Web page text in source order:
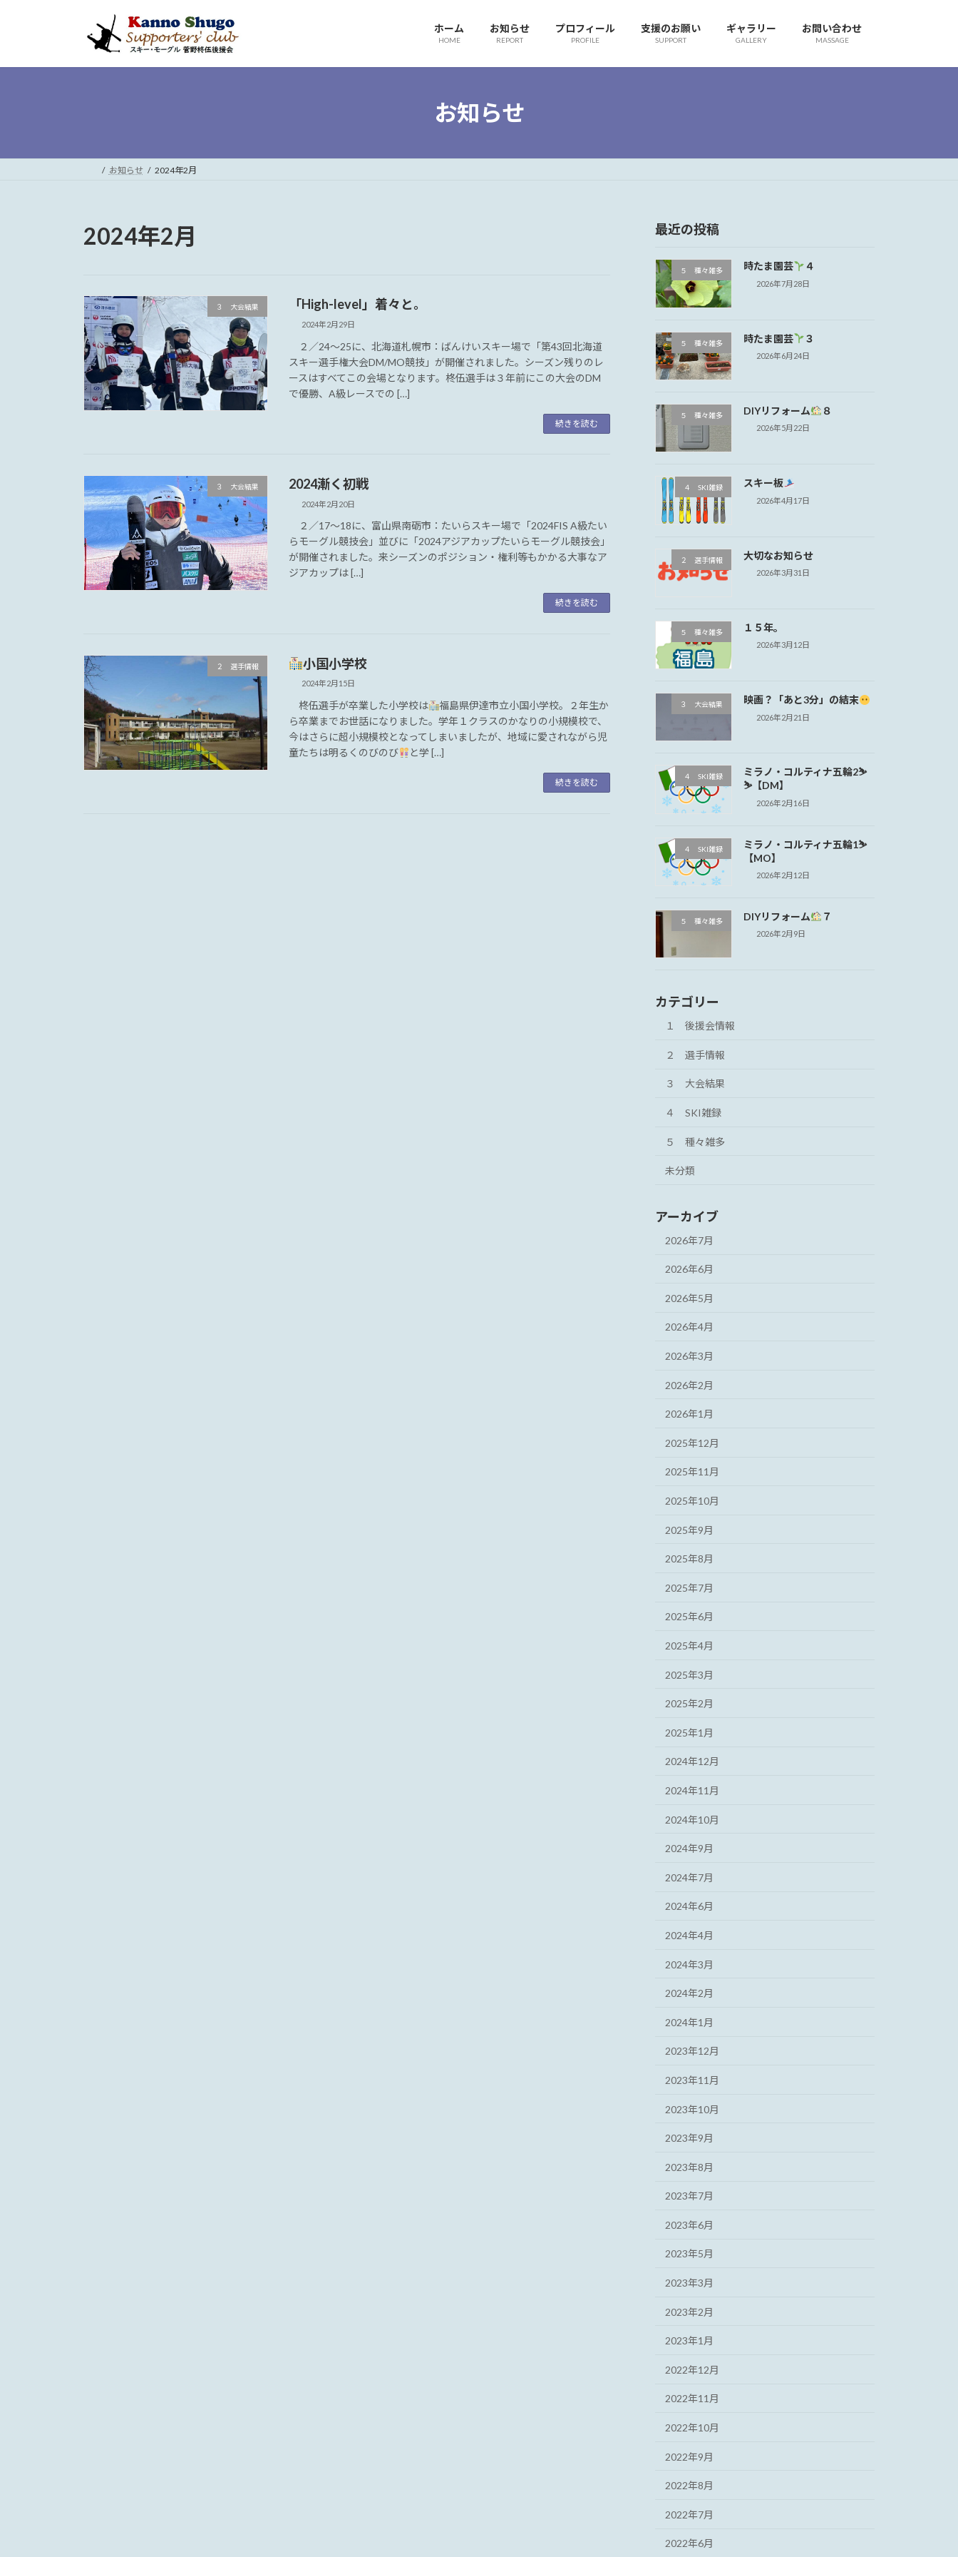
プ
動
ホーム
HOME
お知らせ
REPORT
プロフィール
PROFILE
支援のお願い
SUPPORT
ギャラリー
GALLERY
お問い合わせ
MASSAGE
お知らせ
お知らせ 2024年2月
2024年2月
３ 大会結果 「High-level」着々と。
2024年2月29日
２／24～25に、北海道札幌市：ばんけいスキー場で「第43回北海道
スキー選手権大会DM/MO競技」が開催されました。シーズン残りのレ
ースはすべてこの会場となります。柊伍選手は３年前にこの大会のDM
で優勝、A級レースでの […]
続きを読む
３ 大会結果 2024漸く初戦
2024年2月20日
２／17～18に、富山県南砺市：たいらスキー場で「2024FIS A級たい
らモーグル競技会」並びに「2024アジアカップたいらモーグル競技会」
が開催されました。来シーズンのポジション・権利等もかかる大事なア
ジアカップは […]
続きを読む
２ 選手情報 小国小学校
2024年2月15日
柊伍選手が卒業した小学校は
福島県伊達市立小国小学校。２年生か
ら卒業までお世話になりました。学年１クラスのかなりの小規模校で、
今はさらに超小規模校となってしまいましたが、地域に愛されながら児
童たちは明るくのびのび
と学 […]
続きを読む
最近の投稿
５ 種々雑多 時たま園芸 ４
2026年7月28日
５ 種々雑多 時たま園芸 ３
2026年6月24日
５ 種々雑多 DIYリフォーム ８
2026年5月22日
４ SKI雑録 スキー板
2026年4月17日
２ 選手情報 大切なお知らせ
2026年3月31日
５ 種々雑多 １５年。
2026年3月12日
３ 大会結果 映画？「あと3分」の結末
2026年2月21日
４ SKI雑録
ミラノ・コルティナ五輪2⛷
⛷【DM】
2026年2月16日
４ SKI雑録
ミラノ・コルティナ五輪1⛷
【MO】
2026年2月12日
５ 種々雑多 DIYリフォーム ７
2026年2月9日
カテゴリー
１ 後援会情報
２ 選手情報
３ 大会結果
４ SKI雑録
５ 種々雑多
未分類
アーカイブ
2026年7月
2026年6月
2026年5月
2026年4月
2026年3月
2026年2月
2026年1月
2025年12月
2025年11月
2025年10月
2025年9月
2025年8月
2025年7月
2025年6月
2025年4月
2025年3月
2025年2月
2025年1月
2024年12月
2024年11月
2024年10月
2024年9月
2024年7月
2024年6月
2024年4月
2024年3月
2024年2月
2024年1月
2023年12月
2023年11月
2023年10月
2023年9月
2023年8月
2023年7月
2023年6月
2023年5月
2023年3月
2023年2月
2023年1月
2022年12月
2022年11月
2022年10月
2022年9月
2022年8月
2022年7月
2022年6月